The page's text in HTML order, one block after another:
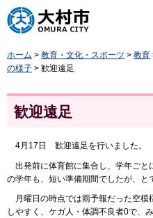
大村市
ホーム > 教育・文化・スポーツ > 教育
の様子 > 歓迎遠足
歓迎遠足
4月17日 歓迎遠足を行いました。
出発前に体育館に集合し、学年ごと
の学年も、短い準備期間でしたが、と
月曜日の時点では雨予報だった空模
しやすく、ケガ人・体調不良者0で、